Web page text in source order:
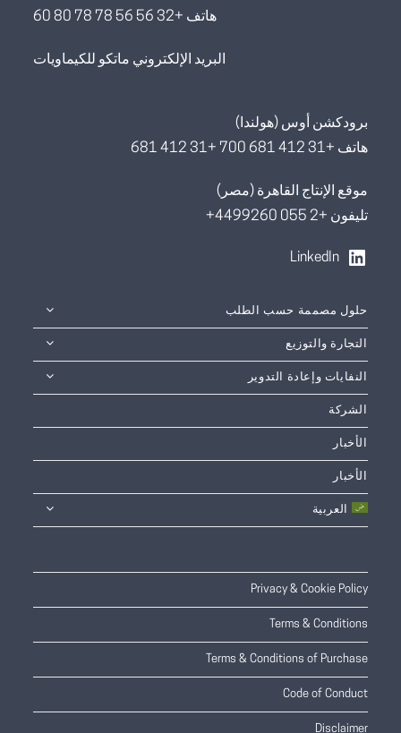
هاتف +32 56 56 78 78 80 60
البريد الإلكتروني ماتكو للكيماويات
برودكشن أوس (هولندا)
هاتف +31 412 681 700 +31 412 681
موقع الإنتاج القاهرة (مصر)
تليفون +2 055 4499260+
LinkedIn
حلول مصممة حسب الطلب
التجارة والتوزيع
النفايات وإعادة التدوير
الشركة
الأخبار
الأخبار
العربية
Privacy & Cookie Policy
Terms & Conditions
Terms & Conditions of Purchase
Code of Conduct
Disclaimer